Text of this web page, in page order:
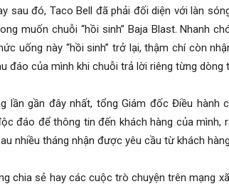
sau đó, Taco Bell đã phải đối diện với làn
muốn chuỗi “hồi sinh” Baja Blast. Nhanh
uống này “hồi sinh” trở lại, thậm chí còn
đáo của mình khi chuỗi trả lời riêng từng dòng
lần gần đây nhất, tổng Giám đốc Điều
đáo để thông tin đến khách hàng của
nhiều tháng nhận được yêu cầu từ khách
chia sẻ hay các cuộc trò chuyện trên mạng